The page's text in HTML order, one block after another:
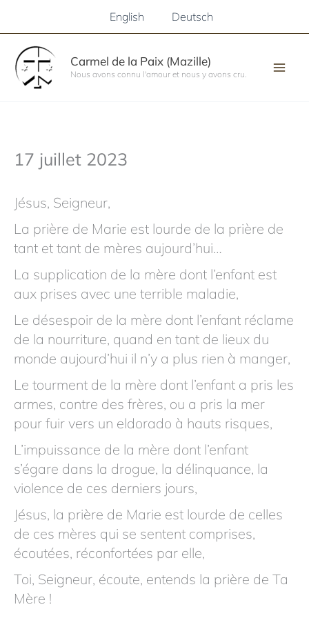
contenu
English Deutsch
Carmel de la Paix (Mazille)
Nous avons connu l'amour et nous y avons cru.
17 juillet 2023
Jésus, Seigneur,
La prière de Marie est lourde de la prière de
tant et tant de mères aujourd’hui…
La supplication de la mère dont l’enfant est
aux prises avec une terrible maladie,
Le désespoir de la mère dont l’enfant réclame
de la nourriture, quand en tant de lieux du
monde aujourd’hui il n’y a plus rien à manger,
Le tourment de la mère dont l’enfant a pris les
armes, contre des frères, ou a pris la mer
pour fuir vers un eldorado à hauts risques,
L’impuissance de la mère dont l’enfant
s’égare dans la drogue, la délinquance, la
violence de ces derniers jours,
Jésus, la prière de Marie est lourde de celles
de ces mères qui se sentent comprises,
écoutées, réconfortées par elle,
Toi, Seigneur, écoute, entends la prière de Ta
Mère !